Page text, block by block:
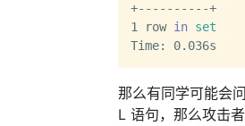
+----------+
1 row in set
那么有同学可能会
L 语句，那么攻击